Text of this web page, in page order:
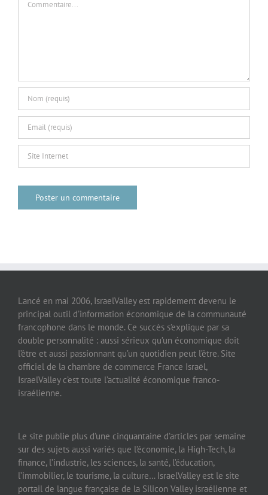
Lancé en mai 2006, IsraelValley est rapidement devenu le
principal outil d’information économique de la communauté
francophone dans le monde. Ce succès s’explique par sa
double personnalité : aussi sérieux qu’un économique doit
l’être et aussi passionnant qu’un quotidien peut l’être. Site
officiel de la chambre de commerce France Israël,
IsraelValley c’est toute l’actualité économique franco-
israélienne.
Le site publie plus d’une cinquantaine d’articles par semaine
sur des sujets aussi variés que l’économie, la High-Tech, la
finance, l’industrie, les sciences, la santé, l’éducation,
l’immobilier, le tourisme, la culture… IsraelValley est le site
portail de langue française de la Silicon Valley israélienne et